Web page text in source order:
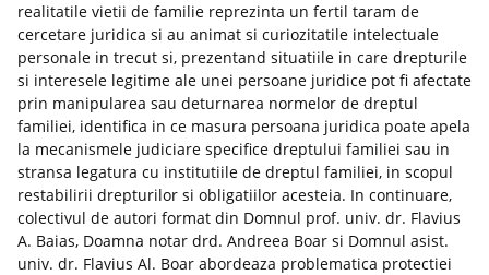
realitatile vietii de familie reprezinta un fertil taram de
cercetare juridica si au animat si curiozitatile intelectuale
personale in trecut si, prezentand situatiile in care drepturile
si interesele legitime ale unei persoane juridice pot fi afectate
prin manipularea sau deturnarea normelor de dreptul
familiei, identifica in ce masura persoana juridica poate apela
la mecanismele judiciare specifice dreptului familiei sau in
stransa legatura cu institutiile de dreptul familiei, in scopul
restabilirii drepturilor si obligatiilor acesteia. In continuare,
colectivul de autori format din Domnul prof. univ. dr. Flavius
A. Baias, Doamna notar drd. Andreea Boar si Domnul asist.
univ. dr. Flavius Al. Boar abordeaza problematica protectiei